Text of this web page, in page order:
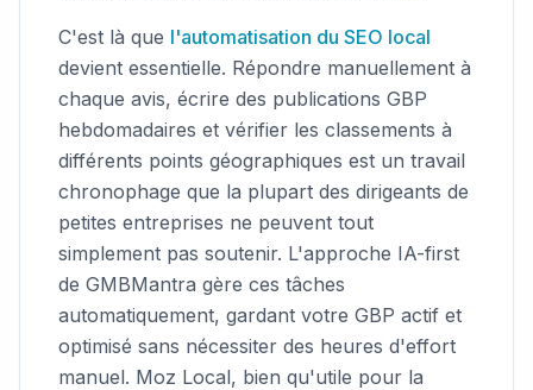
C'est là que l'automatisation du SEO local
devient essentielle. Répondre manuellement à
chaque avis, écrire des publications GBP
hebdomadaires et vérifier les classements à
différents points géographiques est un travail
chronophage que la plupart des dirigeants de
petites entreprises ne peuvent tout
simplement pas soutenir. L'approche IA-first
de GMBMantra gère ces tâches
automatiquement, gardant votre GBP actif et
optimisé sans nécessiter des heures d'effort
manuel. Moz Local, bien qu'utile pour la